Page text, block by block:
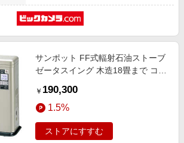
サンポット FF式輻射石油ストーブ
ゼータスイング 木造18畳まで コン
(宅配商品) FFR703SXE
￥ 190,300
1.5%
ストアにすすむ